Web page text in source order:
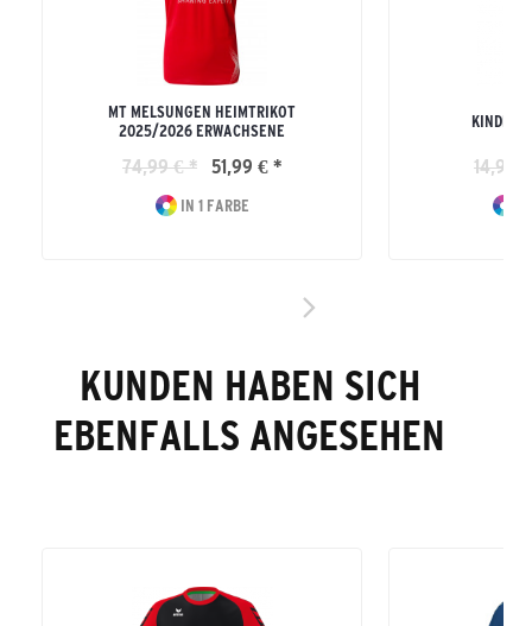
MT MELSUNGEN HEIMTRIKOT
2025/2026 ERWACHSENE
74,99 € * 51,99 € *
IN 1 FARBE
KINDER
14,99
KUNDEN HABEN SICH
EBENFALLS ANGESEHEN